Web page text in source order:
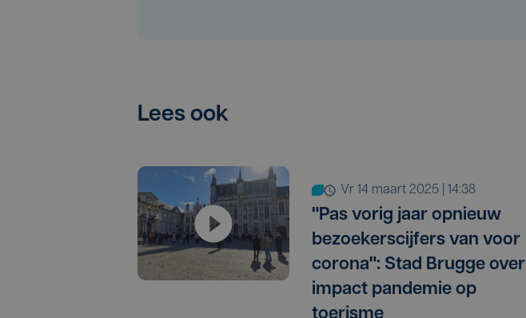
Lees ook
vr 14 maart 2025 | 14:38
"Pas vorig jaar opnieuw
bezoekerscijfers van voor
corona": Stad Brugge over
impact pandemie op